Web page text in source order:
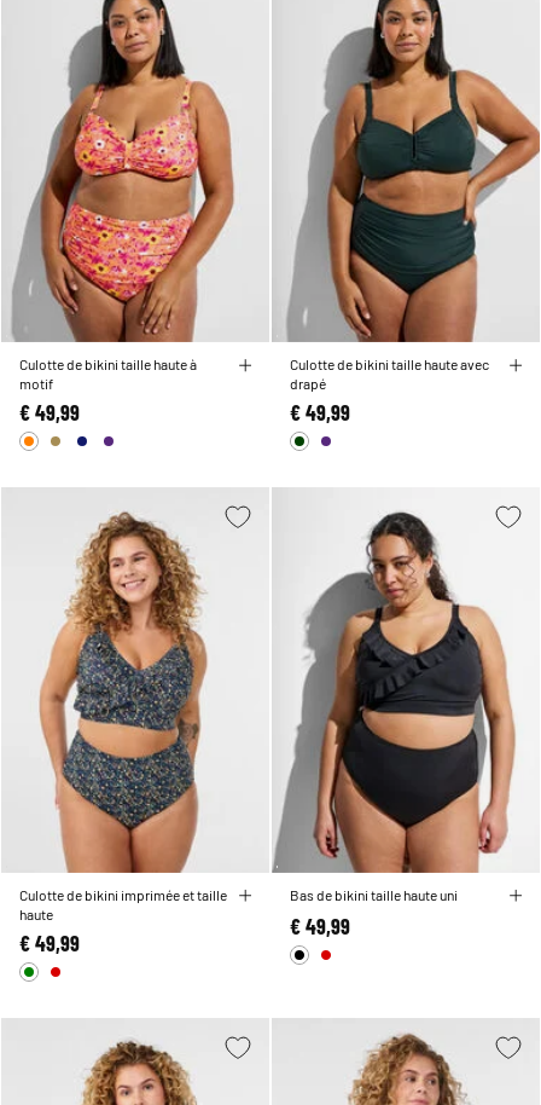
Culotte de bikini taille haute à
motif
€ 49,99
Culotte de bikini taille haute avec
drapé
€ 49,99
Culotte de bikini imprimée et taille
haute
€ 49,99
Bas de bikini taille haute uni
€ 49,99